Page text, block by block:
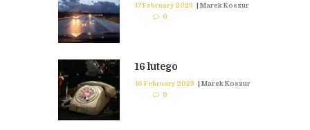
17 February 2023 | Marek Koszur
0
16 lutego
16 February 2023 | Marek Koszur
0